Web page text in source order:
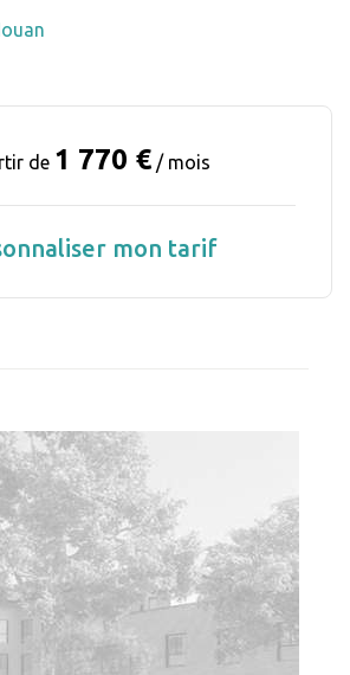
de 1 770 € / mois
mon tarif